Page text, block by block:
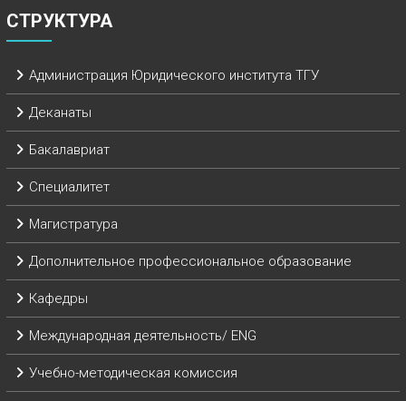
СТРУКТУРА
Администрация Юридического института ТГУ
Деканаты
Бакалавриат
Специалитет
Магистратура
Дополнительное профессиональное образование
Кафедры
Международная деятельность/ ENG
Учебно-методическая комиссия